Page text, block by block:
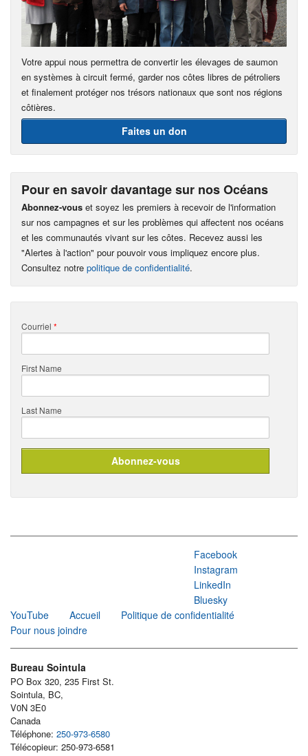
Votre appui nous permettra de convertir les élevages de saumon
en systèmes à circuit fermé, garder nos côtes libres de pétroliers
et finalement protéger nos trésors nationaux que sont nos régions
côtières.
Faites un don
Pour en savoir davantage sur nos Océans
Abonnez-vous et soyez les premiers à recevoir de l'information
sur nos campagnes et sur les problèmes qui affectent nos océans
et les communautés vivant sur les côtes. Recevez aussi les
"Alertes à l'action" pour pouvoir vous impliquez encore plus.
Consultez notre politique de confidentialité.
Courriel *
First Name
Last Name
Facebook
Instagram
LinkedIn
Bluesky
YouTube
Accueil
Politique de confidentialité
Pour nous joindre
Bureau Sointula
PO Box 320, 235 First St.
Sointula, BC,
V0N 3E0
Canada
Téléphone: 250-973-6580
Télécopieur: 250-973-6581